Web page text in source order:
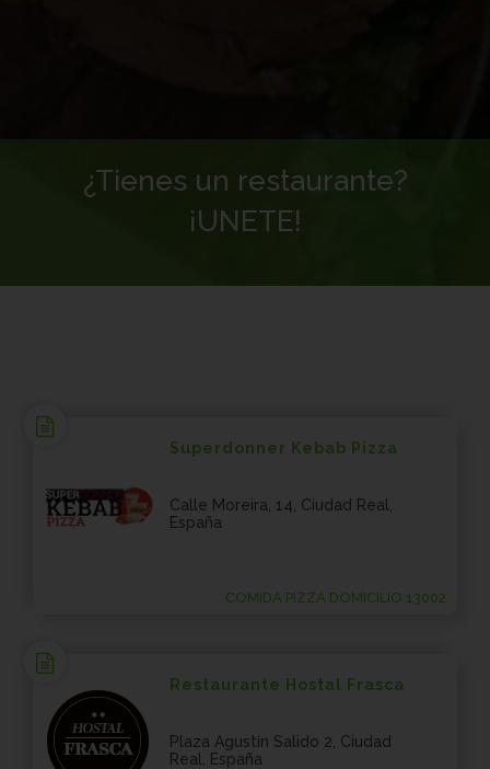
¿Tienes un restaurante?
¡UNETE!
Superdonner Kebab Pizza
Calle Moreira, 14, Ciudad Real,
España
COMIDA PIZZA DOMICILIO 13002
Restaurante Hostal Frasca
Plaza Agustín Salido 2, Ciudad
Real, España